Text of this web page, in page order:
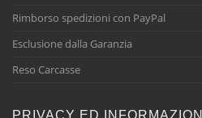
Rimborso spedizioni con PayPal
Esclusione dalla Garanzia
Reso Carcasse
PRIVACY ED INFORMAZIONI